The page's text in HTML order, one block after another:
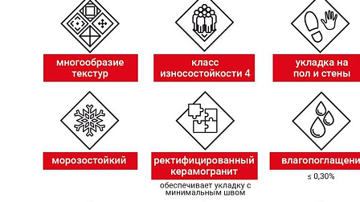
PEAK NATURAL/60х120/матовый керамический гранит
600
Длина, мм: 1200
Толщина, мм: 9
В избранное В избранном